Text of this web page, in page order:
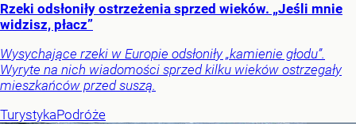
Rzeki odsłoniły ostrzeżenia sprzed wieków. „Jeśli mnie
widzisz, płacz”
Wysychające rzeki w Europie odsłoniły „kamienie głodu”.
Wyryte na nich wiadomości sprzed kilku wieków ostrzegały
mieszkańców przed suszą.
TurystykaPodróże